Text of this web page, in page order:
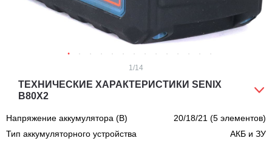
1/14
ТЕХНИЧЕСКИЕ ХАРАКТЕРИСТИКИ SENIX
B80X2
Напряжение аккумулятора (В)
20/18/21 (5 элементов)
Тип аккумуляторного устройства
АКБ и ЗУ